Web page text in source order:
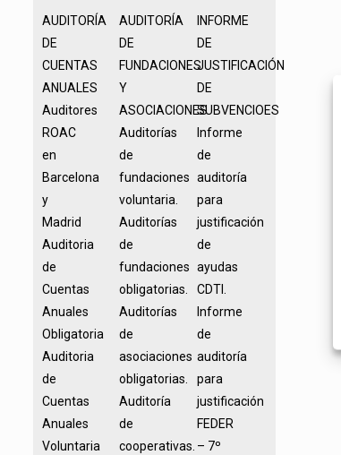
AUDITORÍA
DE
CUENTAS
ANUALES
Auditores
ROAC
en
Barcelona
y
Madrid
Auditoria
de
Cuentas
Anuales
Obligatoria
Auditoria
de
Cuentas
Anuales
Voluntaria
AUDITORÍA
DE
FUNDACIONES
Y
ASOCIACIONES
Auditorías
de
fundaciones
voluntaria.
Auditorías
de
fundaciones
obligatorias.
Auditorías
de
asociaciones
obligatorias.
Auditoría
de
cooperativas.
INFORME
DE
JUSTIFICACIÓN
DE
SUBVENCIOES
Informe
de
auditoría
para
justificación
de
ayudas
CDTI.
Informe
de
auditoría
para
justificación
FEDER
– 7º